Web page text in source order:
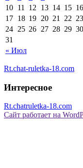
« Июл
10 11 12 13 14 15 16
17 18 19 20 21 22 23
24 25 26 27 28 29 30
31
Rt.chat-ruletka-18.com
Интересное
Rt.chatruletka-18.com
Сайт работает на